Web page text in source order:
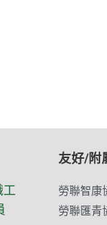
友好/附
勞聯智康
勞聯匯青